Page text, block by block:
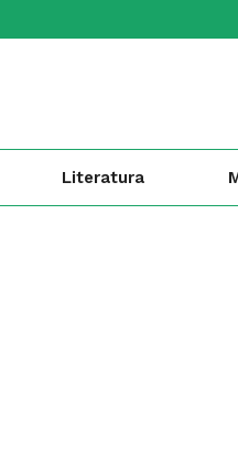
Literatura